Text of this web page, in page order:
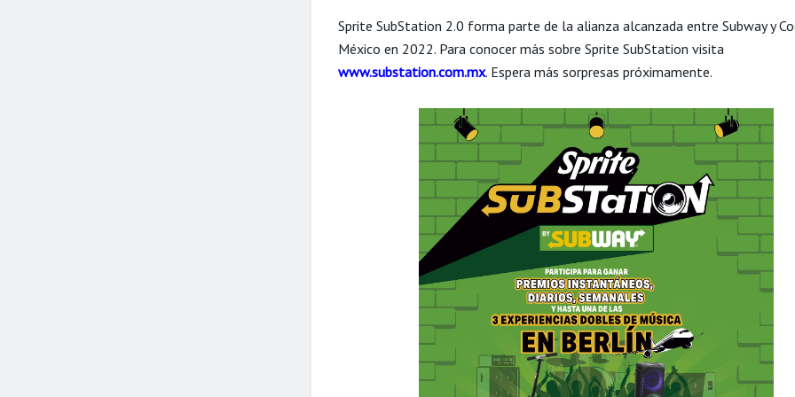
Sprite SubStation 2.0 forma parte de la alianza alcanzada entre Subway y
México en 2022. Para conocer más sobre Sprite SubStation visita
www.substation.com.mx. Espera más sorpresas próximamente.